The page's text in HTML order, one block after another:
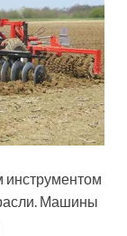
Машины